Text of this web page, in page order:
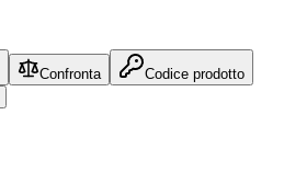
Confronta
Codice prodotto